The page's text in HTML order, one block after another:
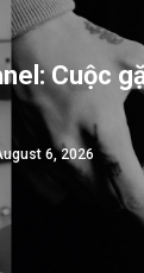
Cuộc
6, 2026